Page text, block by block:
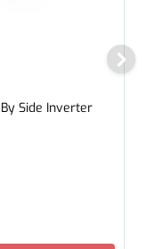
Side Inverter